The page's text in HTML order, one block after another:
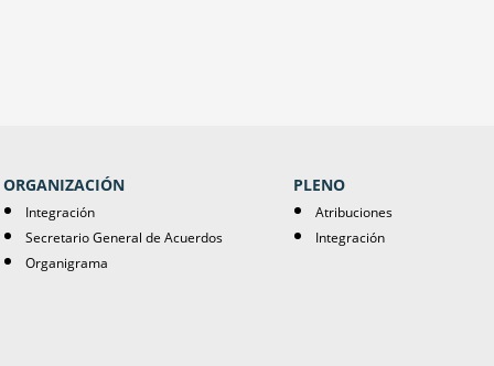
ORGANIZACIÓN
Integración
Secretario General de Acuerdos
Organigrama
PLENO
Atribuciones
Integración